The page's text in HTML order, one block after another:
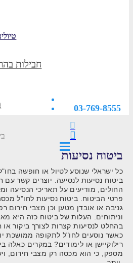
חבילות
03-769-8555
ביטוח נסיעות
כל ישראלי שנוסע לטיול או חופשה
ביטוח נסיעות לנסיעה. יוצרים קשר
החולים, מודיעים על תאריכי הנסיעה
פרטי הביטוח. ביטוח נסיעות לחו"ל
גניבה או אובדן מטען וכן מצבי חירום
וניתוחים. העלות של ביטוח כזה היא
בהחלט לנסיעות קצרות לצורך ביקור
כאשר נוסעים לחו"ל לתקופה ממושכת
רילוקיישן או לימודים? במקרים כאלה
מספק, כי הוא מכסה רק מצבי חירום,